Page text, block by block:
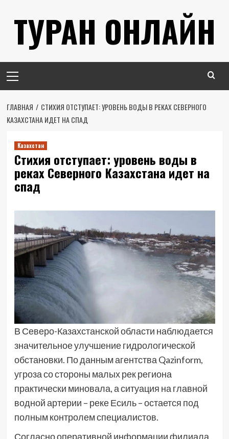
содержимому
ТУРАН ОНЛАЙН
меню
ГЛАВНАЯ
СТИХИЯ ОТСТУПАЕТ: УРОВЕНЬ ВОДЫ В РЕКАХ СЕВЕРНОГО
КАЗАХСТАНА ИДЕТ НА СПАД
Казахстан
Стихия отступает: уровень воды в
реках Северного Казахстана идет на
спад
В Северо-Казахстанской области наблюдается
значительное улучшение гидрологической
обстановки. По данным агентства Qazinform,
угроза со стороны малых рек региона
практически миновала, а ситуация на главной
водной артерии – реке Есиль – остается под
полным контролем специалистов.
Согласно оперативной информации филиала